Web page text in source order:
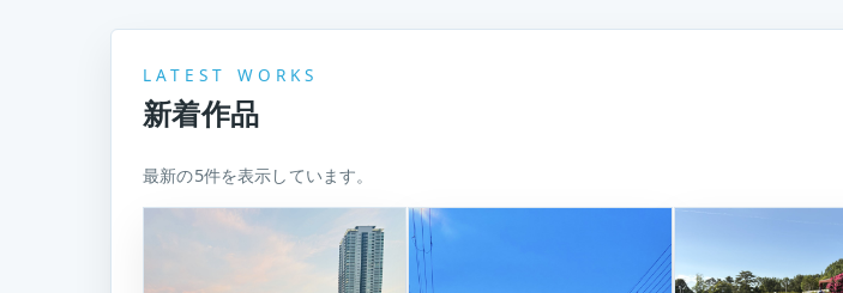
LATEST WORKS
新着作品
最新の5件を表示しています。
拡大